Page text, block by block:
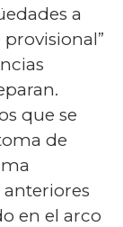
a
que se
de
en el arco